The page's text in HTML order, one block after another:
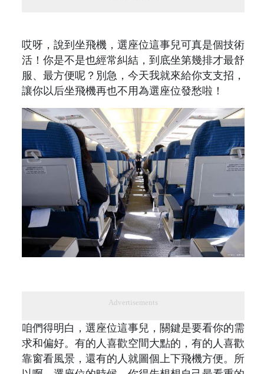
哎呀，說到坐飛機，選座位這事兒可真是個技術
活！你是不是也經常糾結，到底坐第幾排才最舒
服、最方便呢？別急，今天我就來給你支支招，
讓你以后坐飛機再也不用為選座位發愁啦！
Advertisements
咱們得明白，選座位這事兒，關鍵是要看你的需
求和偏好。有的人喜歡空間大點的，有的人喜歡
靠窗看風景，還有的人就圖個上下飛機方便。所